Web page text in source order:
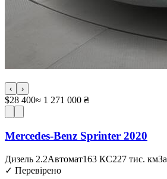
‹ ›
$28 400≈ 1 271 000 ₴
Mercedes-Benz Sprinter 2020
Дизель 2.2Автомат163 КС227 тис. км
✓ Перевірено